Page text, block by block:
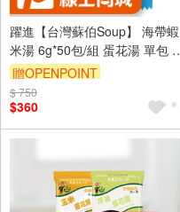
躍進【台灣蘇伯Soup】 海帶蝦
米湯 6g*50包/組 蛋花湯 單包 3
秒快沖 即沖即食 速食湯 沖泡湯
品 蘇伯 湯塊 非素食
贈OPENPOINT
$ 750
$360